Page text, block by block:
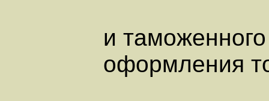
и таможенного
оформления